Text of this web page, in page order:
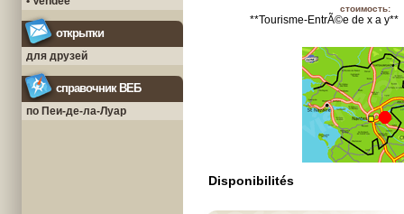
открытки
для друзей
справочник ВЕБ
по Пеи-де-ла-Луар
стоимость:
**Tourisme-EntrÃ©e de x a y**
Disponibilités